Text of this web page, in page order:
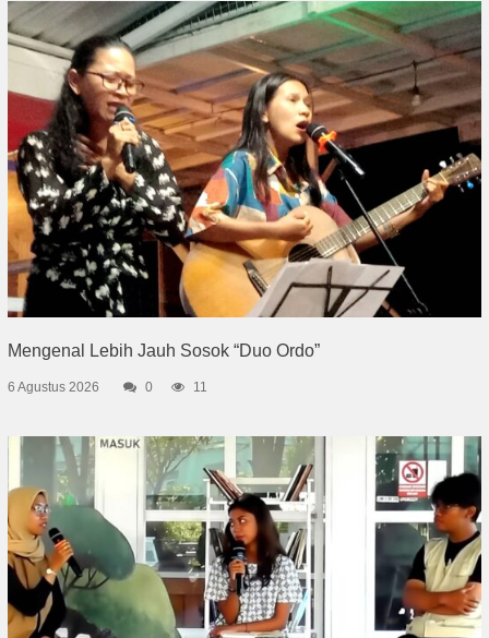
Mengenal Lebih Jauh Sosok “Duo Ordo”
6 Agustus 2026 0 11